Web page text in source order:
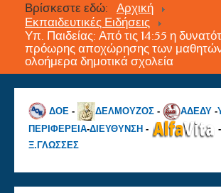
Βρίσκεστε εδώ:
Αρχική
Εκπαιδευτικές Ειδήσεις
Υπ. Παιδείας: Από τις 14:55 η
πρόωρης αποχώρησης των
ολοήμερα δημοτικά σχολεία
ΔΟΕ - ΔΕΛΜΟΥΖΟΣ - ΑΔΕΔΥ -
ΠΕΡΙΦΕΡΕΙΑ-ΔΙΕΥΘΥΝΣΗ -
-
Ξ.ΓΛΩΣΣΕΣ